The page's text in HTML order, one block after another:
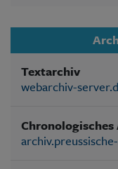
Textarchiv
webarchiv-